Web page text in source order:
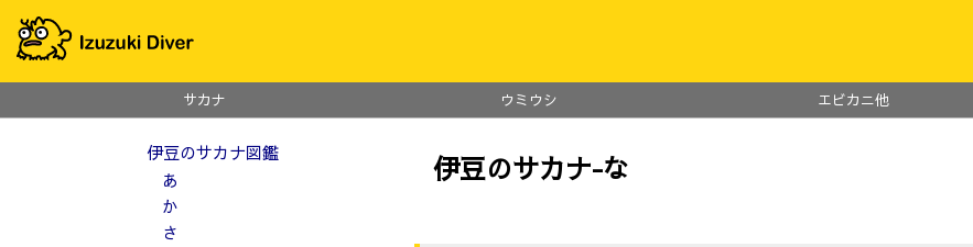
サカナ ウミウシ エビカニ他
伊豆のサカナ図鑑
あ
か
さ
伊豆のサカナ-な